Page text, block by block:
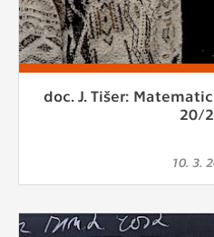
doc. J. Tišer:
20/
10. 3.